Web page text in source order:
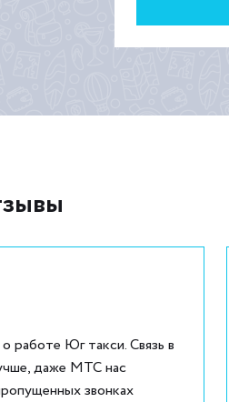
работе Юг такси. Связь в
даже МТС нас
звонках